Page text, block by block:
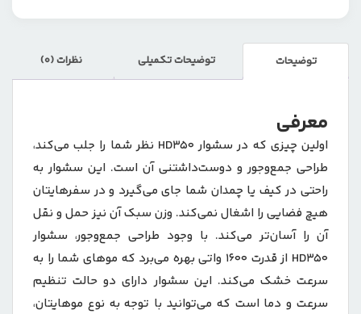
توضیحات توضیحات تکمیلی نظرات (0)
معرفی
اولین چیزی که در سشوار HD350 نظر شما را جلب می‌کند،
طراحی جمع‌وجور و دوست‌داشتنی آن است. این سشوار به
راحتی در کیف یا چمدان شما جای می‌گیرد و در سفرهایتان
هیچ فضایی را اشغال نمی‌کند. وزن سبک آن نیز حمل و نقل
آن را آسان‌تر می‌کند. با وجود طراحی جمع‌وجور، سشوار
HD350 از قدرت 1600 واتی بهره می‌برد که موهای شما را به
سرعت خشک می‌کند. این سشوار دارای دو حالت تنظیم
سرعت و دما است که می‌توانید با توجه به نوع موهایتان،